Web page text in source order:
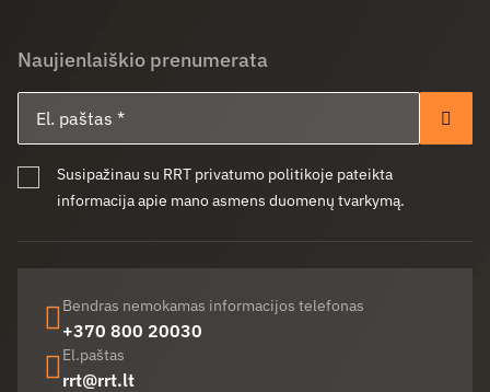
Naujienlaiškio prenumerata
Susipažinau su RRT privatumo politikoje pateikta
informacija apie mano asmens duomenų tvarkymą.
Bendras nemokamas informacijos telefonas
+370 800 20030
El.paštas
rrt@rrt.lt